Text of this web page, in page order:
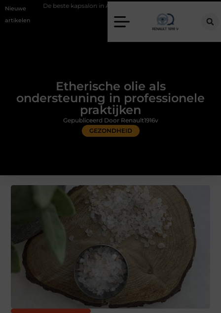
Nieuwe
artikelen
kapsalon in Arnhem: meer dan alleen een knipbeurt
Etherische olie als
ondersteuning in professionele
praktijken
GEZONDHEID
Gepubliceerd Door Renault1916v